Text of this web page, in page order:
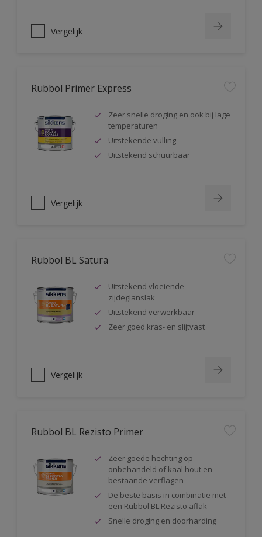
Vergelijk
Rubbol Primer Express
Zeer snelle droging en ook bij lage
temperaturen
Uitstekende vulling
Uitstekend schuurbaar
Vergelijk
Rubbol BL Satura
Uitstekend vloeiende
zijdeglanslak
Uitstekend verwerkbaar
Zeer goed kras- en slijtvast
Vergelijk
Rubbol BL Rezisto Primer
Zeer goede hechting op
onbehandeld of kaal hout en
bestaande verflagen
De beste basis in combinatie met
een Rubbol BL Rezisto aflak
Snelle droging en doorharding